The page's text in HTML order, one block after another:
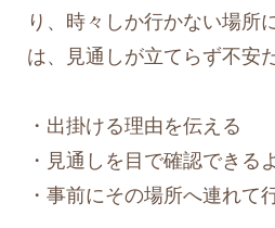
り、時々しか行かない場所
は、見通しが立てらず不安
・出掛ける理由を伝える
・見通しを目で確認できる
・事前にその場所へ連れて